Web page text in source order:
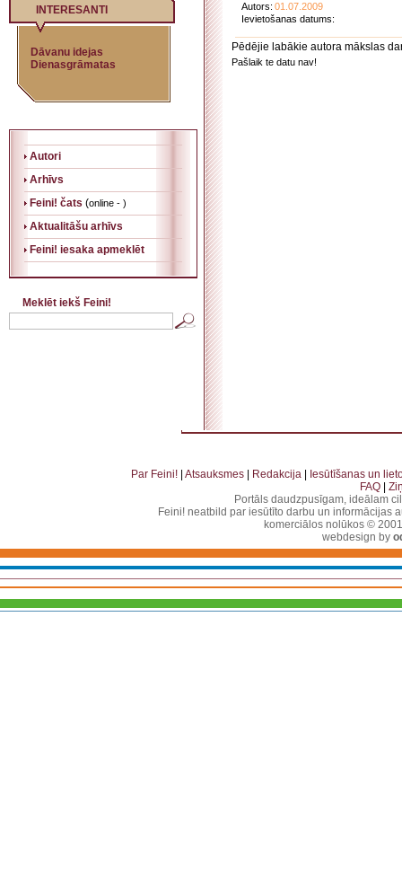
INTERESANTI
Dāvanu idejas
Dienasgrāmatas
Autori
Arhīvs
Feini! čats (online - )
Aktualitāšu arhīvs
Feini! iesaka apmeklēt
Meklēt iekš Feini!
Autors:
Ievietošanas datums:
01.07.2009
Pēdējie labākie autora mākslas
Pašlaik te datu nav!
Par Feini! Atsauksmes Redakcija
Iesūtīšanas un
FAQ
Portāls daudzpusīgam, ideālam
Feini! neatbild par iesūtīto darbu un informācijas
komerciālos nolūkos ©
webdesign by